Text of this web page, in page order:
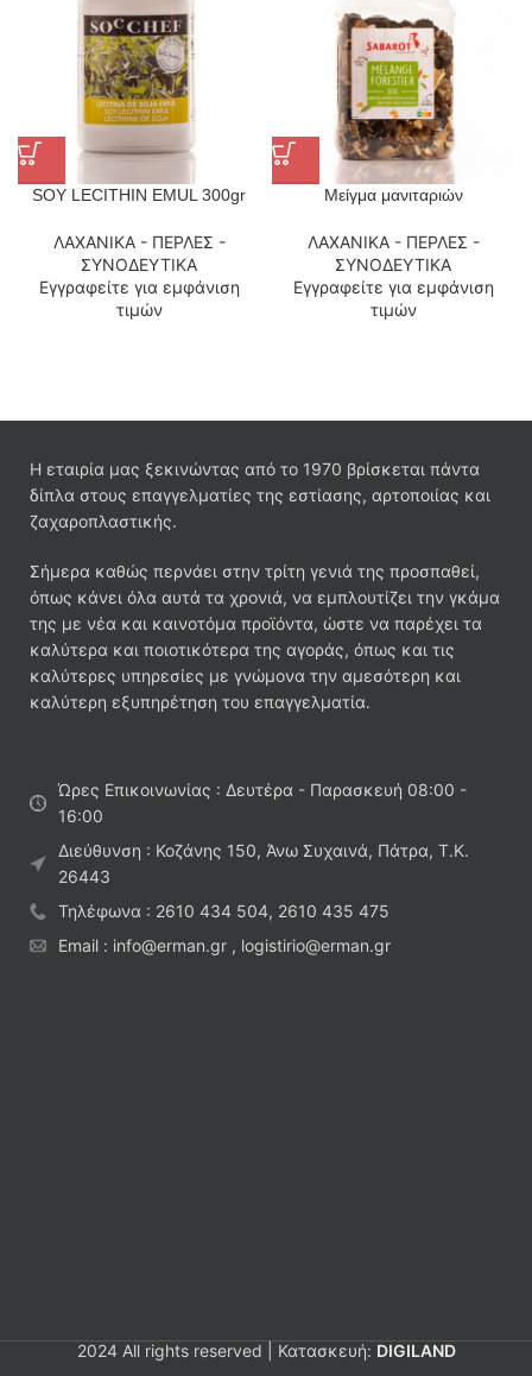
SOY LECITHIN EMUL 300gr
ΛΑΧΑΝΙΚΑ - ΠΕΡΛΕΣ -
ΣΥΝΟΔΕΥΤΙΚΑ
Εγγραφείτε για εμφάνιση
τιμών
Μείγμα μανιταριών
ΛΑΧΑΝΙΚΑ - ΠΕΡΛΕΣ -
ΣΥΝΟΔΕΥΤΙΚΑ
Εγγραφείτε για εμφάνιση
τιμών
Η εταιρία μας ξεκινώντας από το 1970 βρίσκεται πάντα
δίπλα στους επαγγελματίες της εστίασης, αρτοποιίας και
ζαχαροπλαστικής.
Σήμερα καθώς περνάει στην τρίτη γενιά της προσπαθεί,
όπως κάνει όλα αυτά τα χρονιά, να εμπλουτίζει την γκάμα
της με νέα και καινοτόμα προϊόντα, ώστε να παρέχει τα
καλύτερα και ποιοτικότερα της αγοράς, όπως και τις
καλύτερες υπηρεσίες με γνώμονα την αμεσότερη και
καλύτερη εξυπηρέτηση του επαγγελματία.
Ώρες Επικοινωνίας : Δευτέρα - Παρασκευή 08:00 -
16:00
Διεύθυνση : Κοζάνης 150, Άνω Συχαινά, Πάτρα, Τ.Κ.
26443
Τηλέφωνα : 2610 434 504, 2610 435 475
Email : info@erman.gr , logistirio@erman.gr
2024 All rights reserved | Κατασκευή: DIGILAND